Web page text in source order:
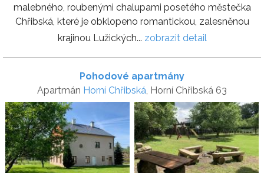
malebného, roubenými chalupami posetého městečka
Chřibská, které je obklopeno romantickou, zalesněnou
krajinou Lužických... zobrazit detail
Pohodové apartmány
Apartmán Horní Chřibská, Horní Chřibská 63